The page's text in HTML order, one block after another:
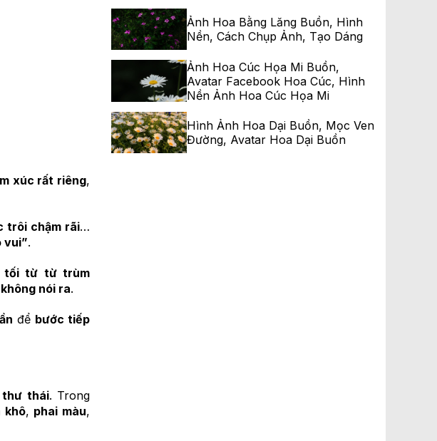
xúc rất riêng,
trôi chậm rãi…
vui”.
tối từ từ trùm
nói ra.
để bước tiếp
thái. Trong
khô, phai màu,
Ảnh Hoa Bằng Lăng Buồn, Hình
Nền, Cách Chụp Ảnh, Tạo Dáng
Ảnh Hoa Cúc Họa Mi Buồn,
Avatar Facebook Hoa Cúc, Hình
Nền Ảnh Hoa Cúc Họa Mi
Hình Ảnh Hoa Dại Buồn, Mọc Ven
Đường, Avatar Hoa Dại Buồn